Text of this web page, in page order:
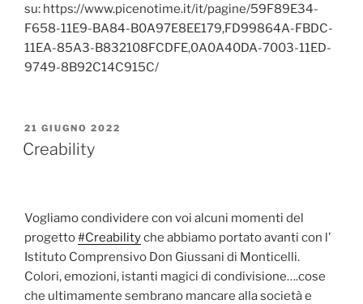
su: https://www.picenotime.it/it/pagine/59F89E34-
F658-11E9-BA84-B0A97E8EE179,FD99864A-FBDC-
11EA-85A3-B832108FCDFE,0A0A40DA-7003-11ED-
9749-8B92C14C915C/
PUBBLICATO
IL
21 GIUGNO 2022
Creability
Vogliamo condividere con voi alcuni momenti del
progetto#Creabilityche abbiamo portato avanti con l’
Istituto Comprensivo Don Giussani di Monticelli.
Colori, emozioni, istanti magici di condivisione….cose
che ultimamente sembrano mancare alla società e